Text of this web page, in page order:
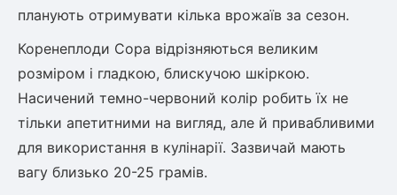
Абрикос
Обліпиха
Кизил
Кизильник
Калина
Піраканта
Бузина
Багаторічні рослини
Молодило (Кам'яні троянди)
планують отримувати кілька врожаїв за сезон.
Коренеплоди Сора відрізняються великим
розміром і гладкою, блискучою шкіркою.
Насичений темно-червоний колір робить їх не
тільки апетитними на вигляд, але й привабливими
для використання в кулінарії. Зазвичай мають
вагу близько 20-25 грамів.